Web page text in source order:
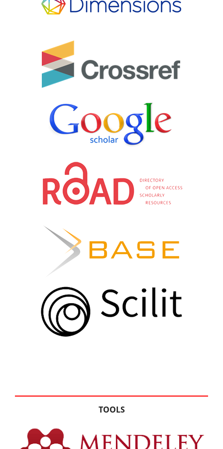
TOOLS